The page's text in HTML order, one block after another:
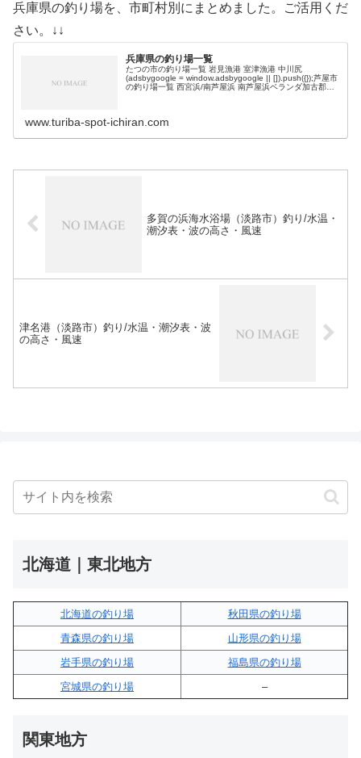
兵庫県の釣り場を、市町村別にまとめました。ご活用くだ
さい。↓↓
兵庫県の釣り場一覧
たつの市の釣り場一覧 岩見漁港 室津漁港 中川尻
(adsbygoogle = window.adsbygoogle || []).push({});芦屋市
の釣り場一覧 西宮浜/南芦屋浜 南芦屋浜ベランダ加古郡の
www.turiba-spot-ichiran.com
多賀の浜海水浴場（淡路市）釣り/水温・
潮汐表・波の高さ・風速
津名港（淡路市）釣り/水温・潮汐表・波
の高さ・風速
北海道｜東北地方
北海道の釣り場
秋田県の釣り場
青森県の釣り場
山形県の釣り場
岩手県の釣り場
福島県の釣り場
宮城県の釣り場
–
関東地方